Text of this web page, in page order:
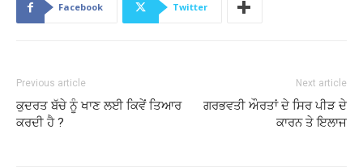
Facebook Twitter
Previous article
ਕੁਦਰਤ ਬੱਚੇ ਨੂੰ ਖਾਣ ਲਈ ਕਿਵੇਂ ਤਿਆਰ
ਕਰਦੀ ਹੈ ?
Next article
ਗਰਭਵਤੀ ਔਰਤਾਂ ਦੇ ਸਿਰ ਪੀੜ ਦੇ
ਕਾਰਨ ਤੇ ਇਲਾਜ